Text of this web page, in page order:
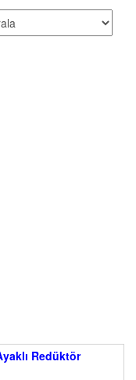
Redüktör